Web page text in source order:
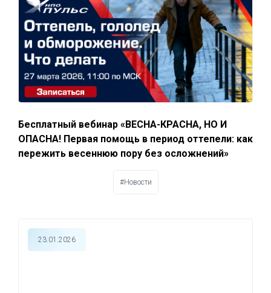
Бесплатный вебинар «ВЕСНА-КРАСНА, НО И
ОПАСНА! Первая помощь в период оттепели: как
пережить весеннюю пору без осложнений»
#Новости
23.01.2026